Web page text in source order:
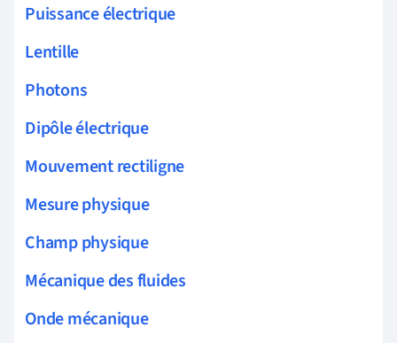
Puissance électrique
Lentille
Photons
Dipôle électrique
Mouvement rectiligne
Mesure physique
Champ physique
Mécanique des fluides
Onde mécanique